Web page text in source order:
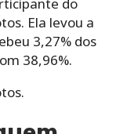
Ela levou a
3,27% dos
38,96%.